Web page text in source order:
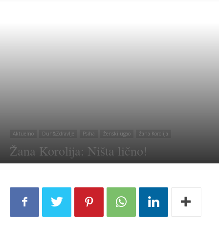
Aktuelno Duh&Zdravlje Psiha Ženski ugao Žana Korolija
Žana Korolija: Ništa lično!